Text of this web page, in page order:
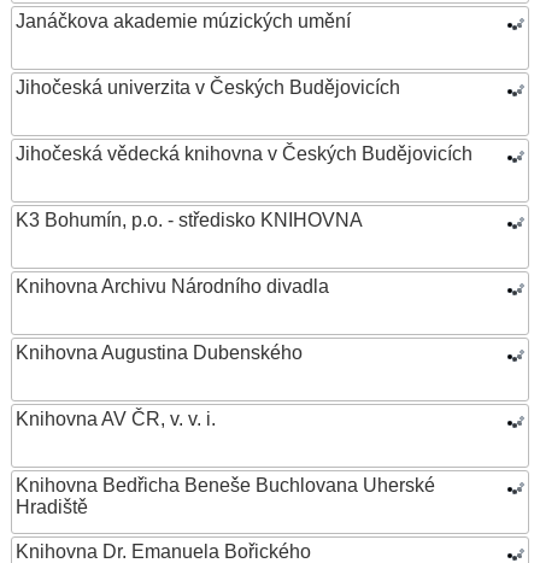
Janáčkova akademie múzických umění
Jihočeská univerzita v Českých Budějovicích
Jihočeská vědecká knihovna v Českých Budějovicích
K3 Bohumín, p.o. - středisko KNIHOVNA
Knihovna Archivu Národního divadla
Knihovna Augustina Dubenského
Knihovna AV ČR, v. v. i.
Knihovna Bedřicha Beneše Buchlovana Uherské
Hradiště
Knihovna Dr. Emanuela Bořického